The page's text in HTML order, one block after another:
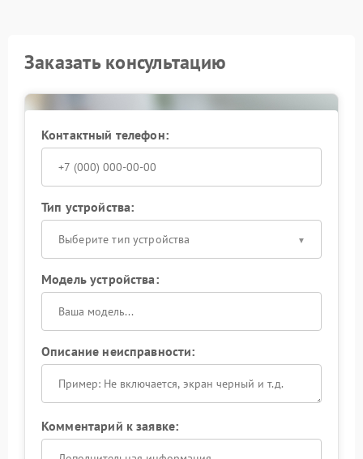
Заказать консультацию
Контактный телефон:
Тип устройства:
Выберите тип устройства
Модель устройства:
Описание неисправности:
Комментарий к заявке: